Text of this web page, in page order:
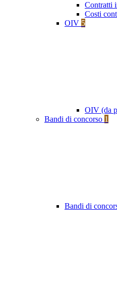
Contratti
Costi
OIV 5
OIV (da
Bandi di concorso 1
Bandi di